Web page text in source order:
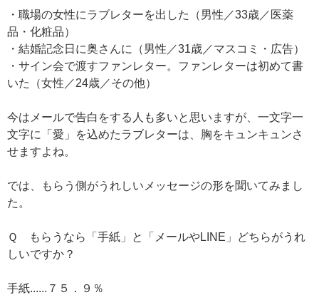
・職場の女性にラブレターを出した（男性／33歳／医薬
品・化粧品）
・結婚記念日に奥さんに（男性／31歳／マスコミ・広告）
・サイン会で渡すファンレター。ファンレターは初めて書
いた（女性／24歳／その他）
今はメールで告白をする人も多いと思いますが、一文字一
文字に「愛」を込めたラブレターは、胸をキュンキュンさ
せますよね。
では、もらう側がうれしいメッセージの形を聞いてみまし
た。
Ｑ もらうなら「手紙」と「メールやLINE」どちらがうれ
しいですか？
手紙......７５．９％